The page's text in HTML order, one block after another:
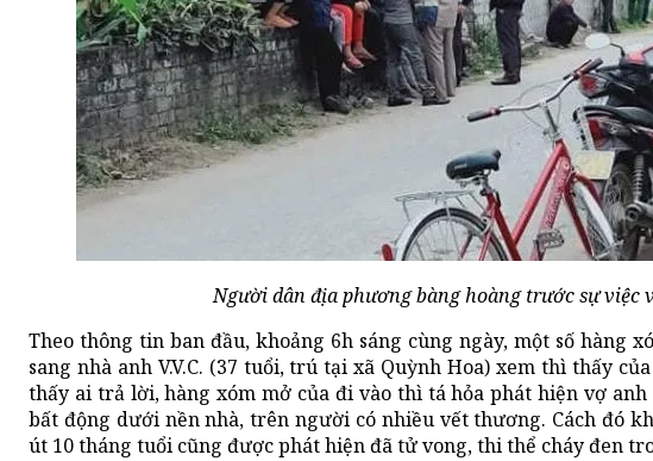
Người dân địa phương bàng hoàng trước sự việc
Theo thông tin ban đầu, khoảng 6h sáng cùng ngày, một số hàng
sang nhà anh V.V.C. (37 tuổi, trú tại xã Quỳnh Hoa) xem thì thấy
thấy ai trả lời, hàng xóm mở của đi vào thì tá hỏa phát hiện vợ anh
bất động dưới nền nhà, trên người có nhiều vết thương. Cách đó
út 10 tháng tuổi cũng được phát hiện đã tử vong, thi thể cháy đen